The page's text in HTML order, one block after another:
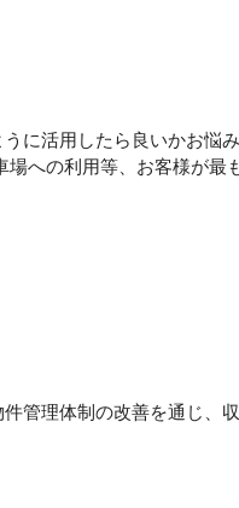
に活用したら良いかお悩
への利用等、お客様が最
管理体制の改善を通じ、